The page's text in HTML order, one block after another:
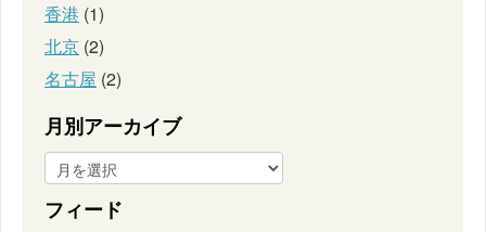
香港 (1)
北京 (2)
名古屋 (2)
月別アーカイブ
フィード